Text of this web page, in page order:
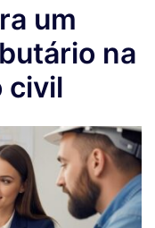
um
na
civil